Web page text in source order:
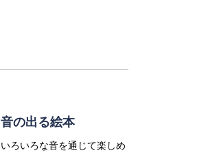
音の出る絵本
いろいろな音を通じて楽しめ